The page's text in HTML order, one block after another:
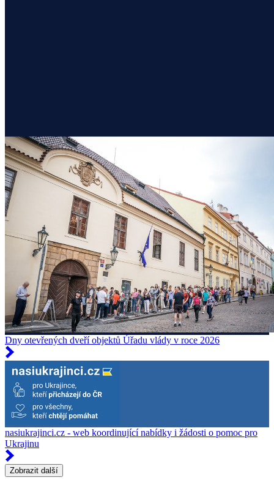
Dny otevřených dveří objektů Úřadu vlády v roce 2026
nasiukrajinci.cz - web koordinující nabídky i žádosti o pomoc pro
Ukrajinu
Zobrazit další